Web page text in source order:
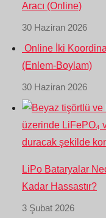
Aracı (Online)
30 Haziran 2026
Online İki
(Enlem-Boylam)
30 Haziran 2026
LiPo Bataryalar
Kadar Hassastır?
3 Şubat 2026